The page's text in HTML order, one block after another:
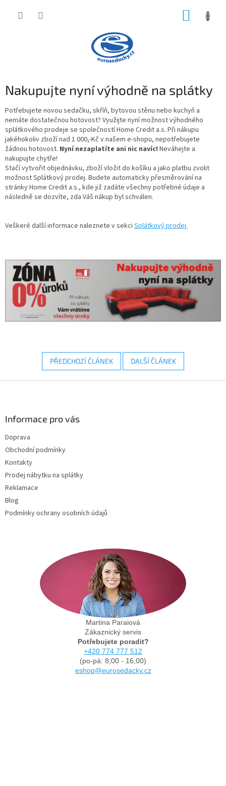
Nakupujte nyní výhodně na splátky
Potřebujete novou sedačku, skříň, bytovou stěnu nebo kuchyň a
nemáte dostatečnou hotovost? Využijte nyní možnost výhodného
splátkového prodeje se společností Home Credit a.s. Při nákupu
jakéhokoliv zboží nad 1 000,-Kč v našem e-shopu, nepotřebujete
žádnou hotovost. Nyní nezaplatíte ani nic navíc! Neváhejte a
nakupujte chytře!
Stačí vytvořit objednávku, zboží vložit do košíku a jako platbu zvolit
možnost Splátkový prodej. Budete automaticky přesměrování na
stránky Home Credit a.s., kde již zadáte všechny potřebné údaje a
následně se dozvíte, zda Váš nákup byl schválen.
Veškeré další informace naleznete v sekci Splátkový prodej.
PŘEDCHOZÍ ČLÁNEK DALŠÍ ČLÁNEK
Informace pro vás
Doprava
Obchodní podmínky
Kontakty
Prodej nábytku na splátky
Reklamace
Blog
Podmínky ochrany osobních údajů
Martina Paraiová
Zákaznický servis
Potřebujete poradit?
+420 774 777 512
(po-pá: 8,00 - 16,00)
eshop@eurosedacky.cz